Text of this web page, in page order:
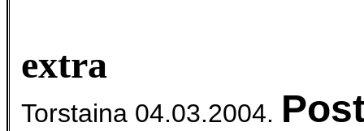
extra
Torstaina 04.03.2004.